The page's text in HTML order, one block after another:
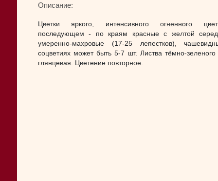
Описание:
Цветки яркого, интенсивного огненного
последующем - по краям красные с желтой
умеренно-махровые (17-25 лепестков),
соцветиях может быть 5-7 шт. Листва тёмно-зеленого
глянцевая. Цветение повторное.